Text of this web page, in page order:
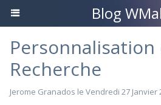
Blog
Recherche
Jerome Granados le Vendredi 27 Janvier